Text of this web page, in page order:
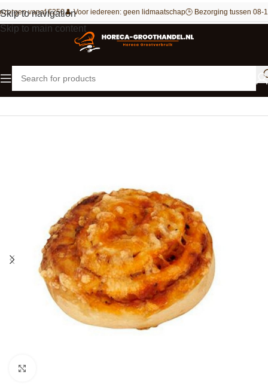
Skip to navigation
Skip to main content
vanaf €250👤 Voor iedereen: geen lidmaatschap🕒 Bezorging tussen 08-
Home Bakkerij